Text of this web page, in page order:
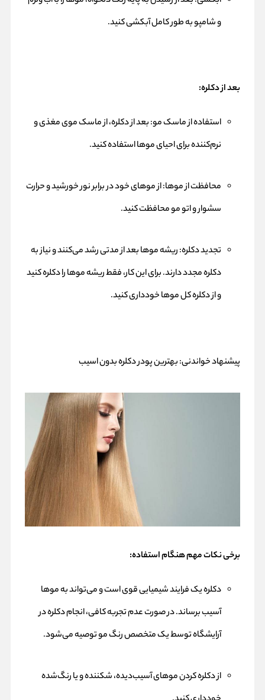
و شامپو به طور کامل آبکشی کنید.
بعد از دکلره:
استفاده از ماسک مو: بعد از دکلره، از ماسک موی مغذی و
نرم‌کننده برای احیای موها استفاده کنید.
محافظت از موها: از موهای خود در برابر نور خورشید و حرارت
سشوار و اتو مو محافظت کنید.
تجدید دکلره: ریشه موها بعد از مدتی رشد می‌کنند و نیاز به
دکلره مجدد دارند. برای این کار، فقط ریشه موها را دکلره کنید
و از دکلره کل موها خودداری کنید.
پیشنهاد خواندنی:بهترین پودر دکلره بدون اسیب
برخی نکات مهم هنگام استفاده:
دکلره یک فرایند شیمیایی قوی است و می‌تواند به موها
آسیب برساند. در صورت عدم تجربه کافی، انجام دکلره در
آرایشگاه توسط یک متخصص رنگ مو توصیه می‌شود.
از دکلره کردن موهای آسیب‌دیده، شکننده و یا رنگ‌شده